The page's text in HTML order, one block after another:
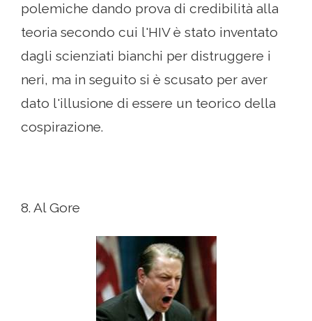
polemiche dando prova di credibilità alla
teoria secondo cui l'HIV è stato inventato
dagli scienziati bianchi per distruggere i
neri, ma in seguito si è scusato per aver
dato l'illusione di essere un teorico della
cospirazione.
8. Al Gore